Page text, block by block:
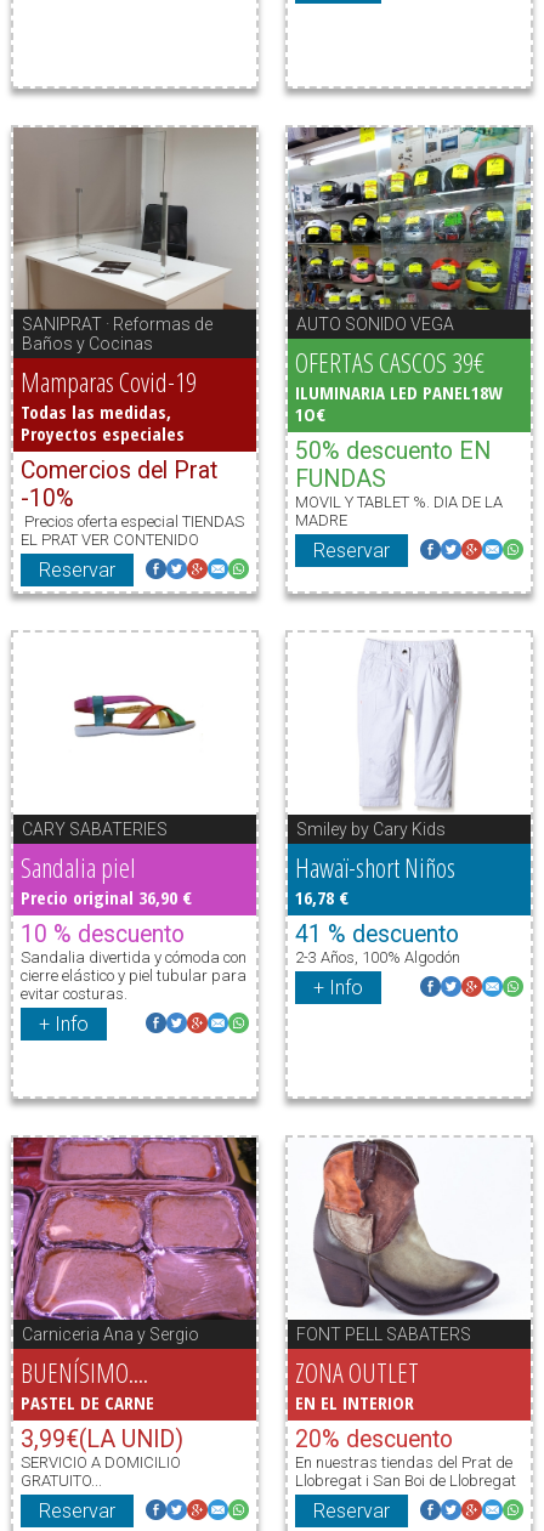
SANIPRAT · Reformas de
Baños y Cocinas
Mamparas Covid-19
Todas las medidas,
Proyectos especiales
Comercios del Prat
-10%
Precios oferta especial TIENDAS
EL PRAT VER CONTENIDO
Reservar
AUTO SONIDO VEGA
OFERTAS CASCOS 39€
ILUMINARIA LED PANEL18W
1O€
50% descuento EN
FUNDAS
MOVIL Y TABLET %. DIA DE LA
MADRE
Reservar
CARY SABATERIES
Sandalia piel
Precio original 36,90 €
10 % descuento
Sandalia divertida y cómoda con
cierre elástico y piel tubular para
evitar costuras.
+ Info
Smiley by Cary Kids
Hawaï-short Niños
16,78 €
41 % descuento
2-3 Años, 100% Algodón
+ Info
Carniceria Ana y Sergio
BUENÍSIMO....
PASTEL DE CARNE
3,99€(LA UNID)
SERVICIO A DOMICILIO
GRATUITO...
Reservar
FONT PELL SABATERS
ZONA OUTLET
EN EL INTERIOR
20% descuento
En nuestras tiendas del Prat de
Llobregat i San Boi de Llobregat
Reservar